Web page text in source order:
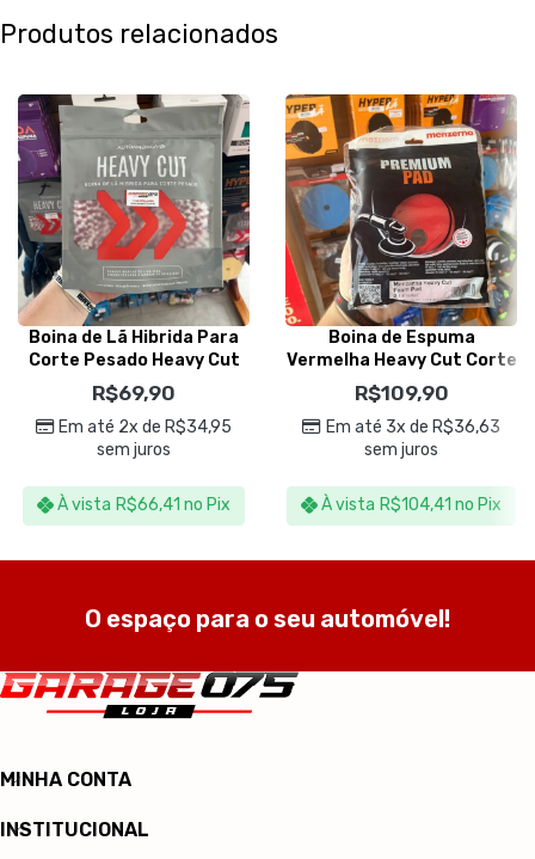
Produtos relacionados
Boina de Lã Hibrida Para
Corte Pesado Heavy Cut
6” – Auto America
R$69,90
Em até 2x de R$34,95
sem juros
À vista R$66,41 no Pix
Boina de Espuma
Vermelha Heavy Cut Corte
150mm – Menzerna
R$109,90
Em até 3x de R$36,63
sem juros
À vista R$104,41 no Pix
O espaço para o seu automóvel!
MINHA CONTA
INSTITUCIONAL